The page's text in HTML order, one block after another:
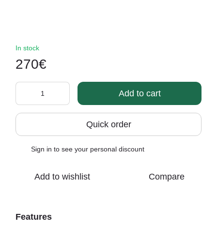
In stock
270€
Add to cart
Quick order
Sign in to see your personal discount
Add to wishlist Compare
Features